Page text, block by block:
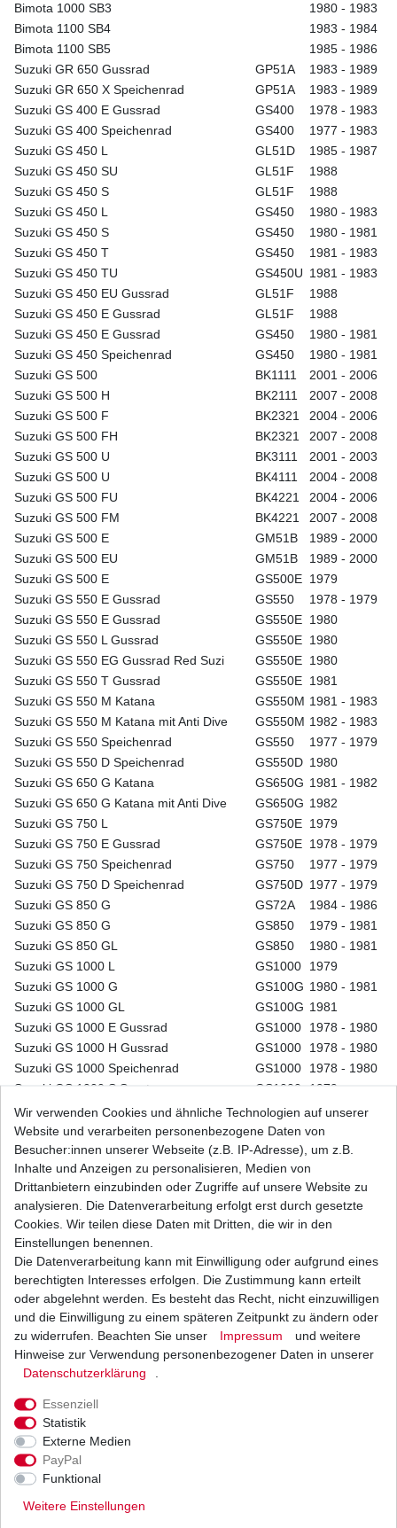
Bimota 1000 SB3
1980 - 1983
Bimota 1100 SB4
1983 - 1984
Bimota 1100 SB5
1985 - 1986
Suzuki GR 650 Gussrad
GP51A
1983 - 1989
Suzuki GR 650 X Speichenrad
GP51A
1983 - 1989
Suzuki GS 400 E Gussrad
GS400
1978 - 1983
Suzuki GS 400 Speichenrad
GS400
1977 - 1983
Suzuki GS 450 L
GL51D
1985 - 1987
Suzuki GS 450 SU
GL51F
1988
Suzuki GS 450 S
GL51F
1988
Suzuki GS 450 L
GS450
1980 - 1983
Suzuki GS 450 S
GS450
1980 - 1981
Suzuki GS 450 T
GS450
1981 - 1983
Suzuki GS 450 TU
GS450U 1981 - 1983
Suzuki GS 450 EU Gussrad
GL51F
1988
Suzuki GS 450 E Gussrad
GL51F
1988
Suzuki GS 450 E Gussrad
GS450
1980 - 1981
Suzuki GS 450 Speichenrad
GS450
1980 - 1981
Suzuki GS 500
BK1111
2001 - 2006
Suzuki GS 500 H
BK2111
2007 - 2008
Suzuki GS 500 F
BK2321
2004 - 2006
Suzuki GS 500 FH
BK2321
2007 - 2008
Suzuki GS 500 U
BK3111
2001 - 2003
Suzuki GS 500 U
BK4111
2004 - 2008
Suzuki GS 500 FU
BK4221
2004 - 2006
Suzuki GS 500 FM
BK4221
2007 - 2008
Suzuki GS 500 E
GM51B
1989 - 2000
Suzuki GS 500 EU
GM51B
1989 - 2000
Suzuki GS 500 E
GS500E 1979
Suzuki GS 550 E Gussrad
GS550
1978 - 1979
Suzuki GS 550 E Gussrad
GS550E 1980
Suzuki GS 550 L Gussrad
GS550E 1980
Suzuki GS 550 EG Gussrad Red Suzi
GS550E 1980
Suzuki GS 550 T Gussrad
GS550E 1981
Suzuki GS 550 M Katana
GS550M 1981 - 1983
Suzuki GS 550 M Katana mit Anti Dive
GS550M 1982 - 1983
Suzuki GS 550 Speichenrad
GS550
1977 - 1979
Suzuki GS 550 D Speichenrad
GS550D 1980
Suzuki GS 650 G Katana
GS650G 1981 - 1982
Suzuki GS 650 G Katana mit Anti Dive
GS650G 1982
Suzuki GS 750 L
GS750E 1979
Suzuki GS 750 E Gussrad
GS750E 1978 - 1979
Suzuki GS 750 Speichenrad
GS750
1977 - 1979
Suzuki GS 750 D Speichenrad
GS750D 1977 - 1979
Suzuki GS 850 G
GS72A
1984 - 1986
Suzuki GS 850 G
GS850
1979 - 1981
Suzuki GS 850 GL
GS850
1980 - 1981
Suzuki GS 1000 L
GS1000
1979
Suzuki GS 1000 G
GS100G 1980 - 1981
Suzuki GS 1000 GL
GS100G 1981
Suzuki GS 1000 E Gussrad
GS1000
1978 - 1980
Suzuki GS 1000 H Gussrad
GS1000
1978 - 1980
Suzuki GS 1000 Speichenrad
GS1000
1978 - 1980
Suzuki GS 1000 S Sport
GS1000
1979
Suzuki GS 1100 G
GU71A
1986
Suzuki GS 1100 G
GU73A
1984- 1985
Suzuki GSF 400 Bandit
GK75A
1991 - 1995
Suzuki GSF 400 Bandit
GK75B
1991 - 1995
Suzuki GSX 250 E
GJ53B
1982 - 1983
Suzuki GSX 250
GS25X
1980 - 1981
Suzuki GSX 400 E
GK53C
1982 - 1987
Suzuki GSX 400 S
Suzuki GSX 400 E
GS40X
1980 - 1981
Suzuki GSX 400 L
GS40X
1980 - 1983
Suzuki GSX 400 S
GS40X
1980 - 1981
Suzuki GSX 400 FE Katana
GS40XF 1981 - 1983
Suzuki GSX 550 ES Halbverkleidung
GN71D
1983 - 1987
Suzuki GSX 550 E Lenkerverkleidung
Suzuki GSX 550 EU Lenkerverkleidung
Suzuki GSX 550 EF Vollverkleidung
Suzuki GSX 750 L
Suzuki GSX 750 E Gussrad
Suzuki GSX 750 EG Gussrad Silver Suzi
Suzuki GSX 750 S Katana
Wir verwenden Cookies und ähnliche Technologien auf unserer
Website und verarbeiten personenbezogene Daten von
Besucher:innen unserer Webseite (z.B. IP-Adresse), um z.B.
Inhalte und Anzeigen zu personalisieren, Medien von
Drittanbietern einzubinden oder Zugriffe auf unsere Website zu
analysieren. Die Datenverarbeitung erfolgt erst durch gesetzte
Cookies. Wir teilen diese Daten mit Dritten, die wir in den
Einstellungen benennen.
Die Datenverarbeitung kann mit Einwilligung oder aufgrund eines
berechtigten Interesses erfolgen. Die Zustimmung kann erteilt
oder abgelehnt werden. Es besteht das Recht, nicht einzuwilligen
und die Einwilligung zu einem späteren Zeitpunkt zu ändern oder
zu widerrufen. Beachten Sie unser
Impressum
und weitere
Hinweise zur Verwendung personenbezogener Daten in unserer
Daten­schutz­erklärung
Essenziell
Statistik
Externe Medien
PayPal
Funktional
Weitere Einstellungen